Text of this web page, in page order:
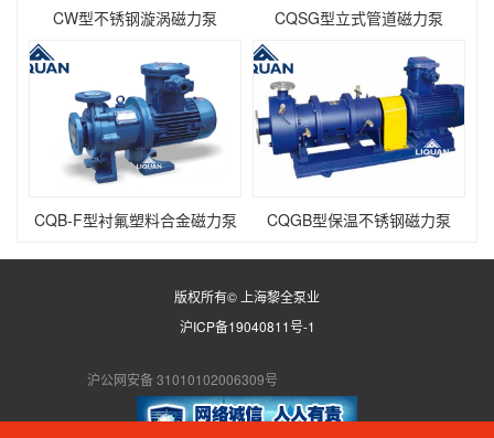
CW型不锈钢漩涡磁力泵 CQSG型立式管道磁力泵
CQB-F型衬氟塑料合金磁力泵 CQGB型保温不锈钢磁力泵
版权所有© 上海黎全泵业
沪ICP备19040811号-1
沪公网安备 31010102006309号